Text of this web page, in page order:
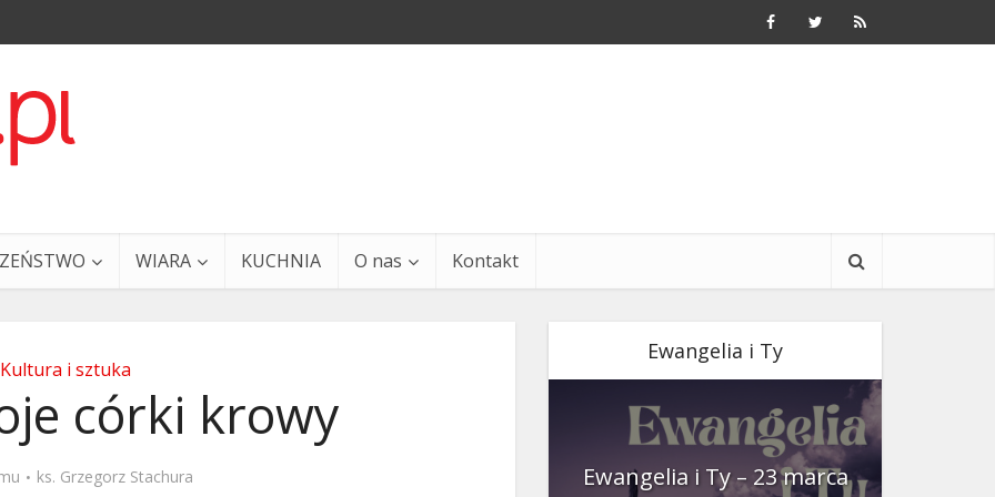
WIARA KUCHNIA O nas Kontakt
Kultura i sztuka
córki krowy
ks. Grzegorz Stachura
Ewangelia i Ty
i Ty – 29 grudnia Ewangelia i Ty – 23 marca